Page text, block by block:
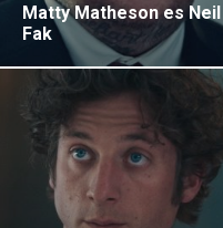
Matty Matheson es Neil
Fak